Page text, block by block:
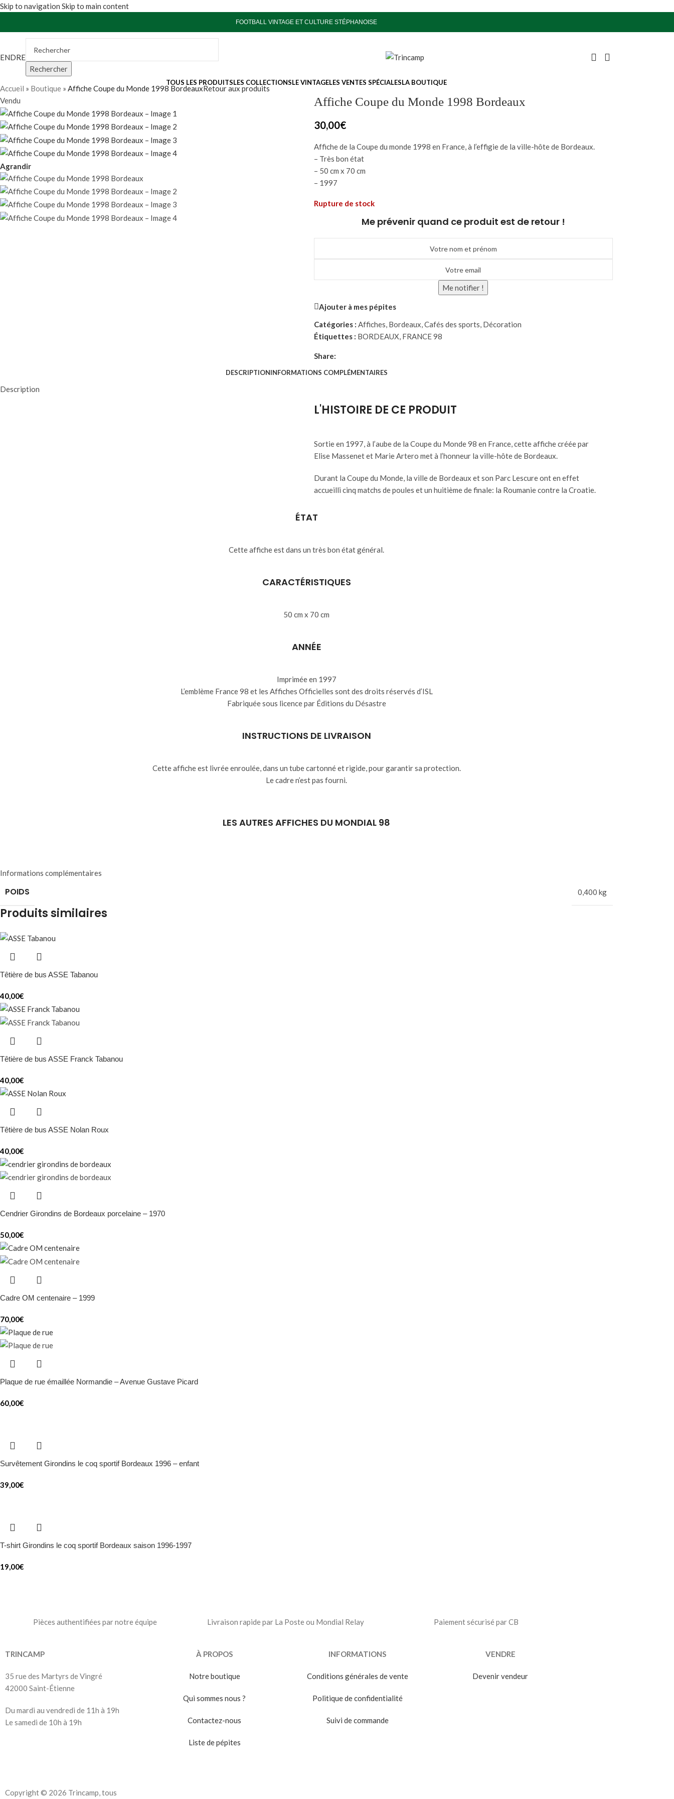
Skip to navigation Skip to main content
FOOTBALL VINTAGE ET CULTURE STÉPHANOISE
Rechercher
TOUS LES PRODUITSLES COLLECTIONSLE VINTAGELES VENTES SPÉCIALESLA BOUTIQUE
Accueil » Boutique » Affiche Coupe du Monde 1998 BordeauxRetour aux produits
Vendu
Agrandir
Affiche Coupe du Monde 1998 Bordeaux
30,00€
Affiche de la Coupe du monde 1998 en France, à l’effigie de la ville-hôte de Bordeaux.
– Très bon état
– 50 cm x 70 cm
– 1997
Rupture de stock
Me prévenir quand ce produit est de retour !
Me notifier !
Ajouter à mes pépites
Catégories : Affiches, Bordeaux,Cafés des sports, Décoration
Étiquettes : BORDEAUX, FRANCE 98
Share:
DESCRIPTIONINFORMATIONS COMPLÉMENTAIRES
Description
L'HISTOIRE DE CE PRODUIT
Sortie en 1997, à l’aube de la Coupe du Monde 98 en France, cette affiche créée par
Elise Massenet et Marie Artero met à l’honneur la ville-hôte de Bordeaux.
Durant la Coupe du Monde, la ville de Bordeaux et son Parc Lescure ont en effet
accueilli cinq matchs de poules et un huitième de finale: la Roumanie contre la Croatie.
ÉTAT
Cette affiche est dans un très bon état général.
CARACTÉRISTIQUES
50 cm x 70 cm
ANNÉE
Imprimée en 1997
L’emblème France 98 et les Affiches Officielles sont des droits réservés d’ISL
Fabriquée sous licence par Éditions du Désastre
INSTRUCTIONS DE LIVRAISON
Cette affiche est livrée enroulée, dans un tube cartonné et rigide, pour garantir sa protection.
Le cadre n’est pas fourni.
LES AUTRES AFFICHES DU MONDIAL 98
Informations complémentaires
POIDS 0,400 kg
Produits similaires
Têtière de bus ASSE Tabanou
40,00€
Têtière de bus ASSE Franck Tabanou
40,00€
Têtière de bus ASSE Nolan Roux
40,00€
Cendrier Girondins de Bordeaux porcelaine – 1970
50,00€
Cadre OM centenaire – 1999
70,00€
Plaque de rue émaillée Normandie – Avenue Gustave Picard
60,00€
Survêtement Girondins le coq sportif Bordeaux 1996 – enfant
39,00€
T-shirt Girondins le coq sportif Bordeaux saison 1996-1997
19,00€
Pièces authentifiées par notre équipe Livraison rapide par La Poste ou Mondial Relay Paiement sécurisé par CB
TRINCAMP
35 rue des Martyrs de Vingré
42000 Saint-Étienne
Du mardi au vendredi de 11h à 19h
Le samedi de 10h à 19h
Copyright © 2026 Trincamp, tous
À PROPOS
Notre boutique
Qui sommes nous ?
Contactez-nous
Liste de pépites
INFORMATIONS
Conditions générales de vente
Politique de confidentialité
Suivi de commande
VENDRE
Devenir vendeur